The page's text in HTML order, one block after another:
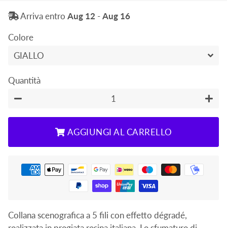
listinoArriva entro Aug 12 - Aug 16
Colore
Quantità
AGGIUNGI AL CARRELLO
Collana scenografica a 5 fili con effetto dégradé,